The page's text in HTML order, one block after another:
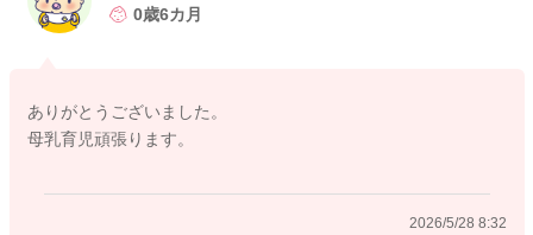
や詰まりが辛い時だけ少し圧を抜くくらいのイメージで十分で
す。
います👍
授乳後にしこり感が改善していれば、しっかり飲めている可能
0歳6カ月
ありがとうございました。
母乳育児頑張ります。
2026/5/28 8:32